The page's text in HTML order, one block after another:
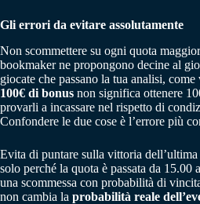
Gli errori da evitare assolutamente
Non scommettere su ogni quota
bookmaker ne propongono decine al
giocate che passano la tua analisi,
100€ di bonus non significa ottenere
provarli a incassare nel rispetto di
Confondere le due cose è l’errore più
Evita di puntare sulla vittoria
solo perché la quota è passata da 15.00
una scommessa con probabilità di
non cambia la probabilità reale